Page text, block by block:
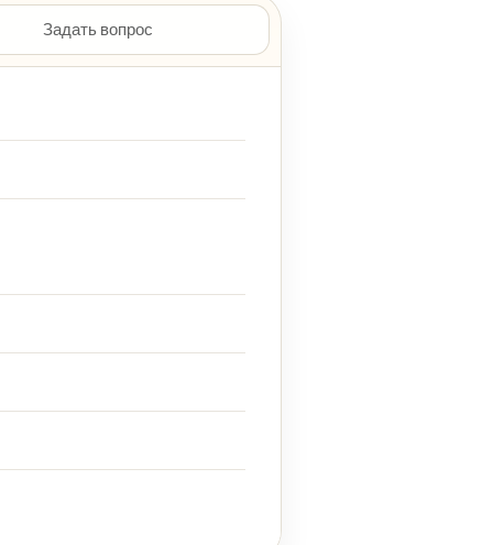
Задать вопрос